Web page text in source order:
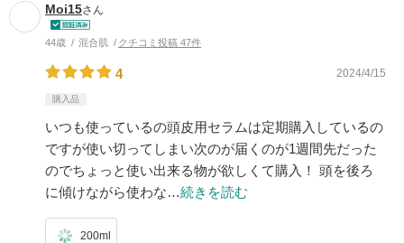
Moi15さん
44歳 混合肌 クチコミ投稿 47件
4 2024/4/15
購入品
いつも使っているの頭皮用セラムは定期購入しているの
ですが使い切ってしまい次のが届くのが1週間先だった
のでちょっと使い出来る物が欲しくて購入！ 頭を後ろ
に傾けながら使わな…続きを読む
200ml